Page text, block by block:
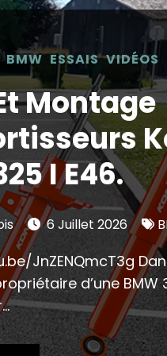
BMW ESSAIS VIDÉOS
Montage
I E46.
6 Juillet 2026
JnZENQmcT3g
d’une BMW